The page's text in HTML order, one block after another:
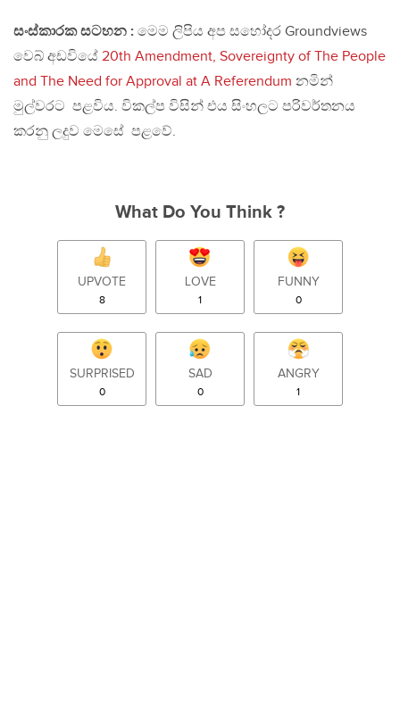
සංස්කාරක සටහන : මෙම ලිපිය අප සහෝදර Groundviews
වෙබ් අඩවියේ 20th Amendment, Sovereignty of The People
and The Need for Approval at A Referendum නමින්
මුල්වරට පළවිය. විකල්ප විසින් එය සිංහලට පරිවර්තනය
කරනු ලදුව මෙසේ පළවේ.
What Do You Think ?
UPVOTE
8
LOVE
1
FUNNY
0
SURPRISED
0
SAD
0
ANGRY
1